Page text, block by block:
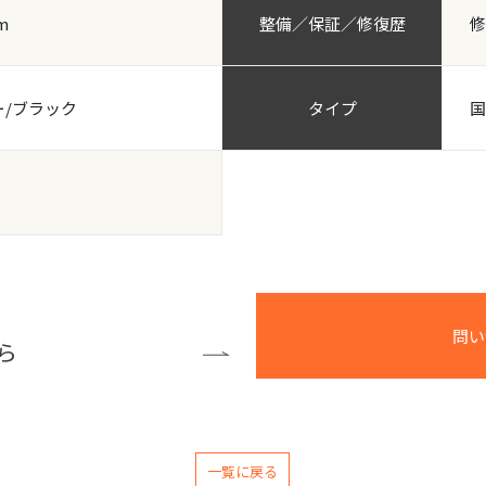
整備／保証／修復歴
/ブラック タイプ
問
一覧に戻る